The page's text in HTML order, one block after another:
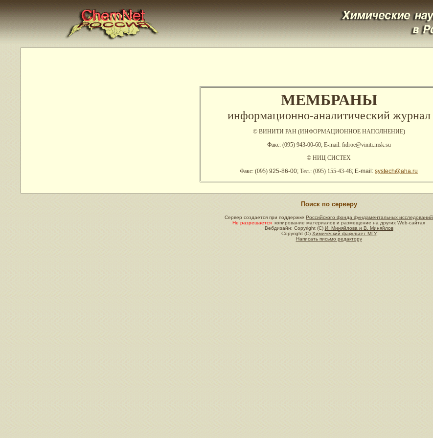
МЕМБРАНЫ
информационно-аналитический журнал
© ВИНИТИ РАН (ИНФОРМАЦИОННОЕ НАПОЛНЕНИЕ)
Факс: (095) 943-00-60; E-mail: fidroe@viniti.msk.su
© НИЦ СИСТЕХ
Факс: (095) 925-86-00; Тел.: (095) 155-43-48; E-mail: systech@aha.ru
Поиск по серверу
Сервер создается при поддержке Российского фонда фундаментальных исследований
Не разрешается копирование материалов и размещение на других Web-сайтах
Вебдизайн: Copyright (C) И. Миняйлова и В. Миняйлов
Copyright (C) Химический факультет МГУ
Написать письмо редактору